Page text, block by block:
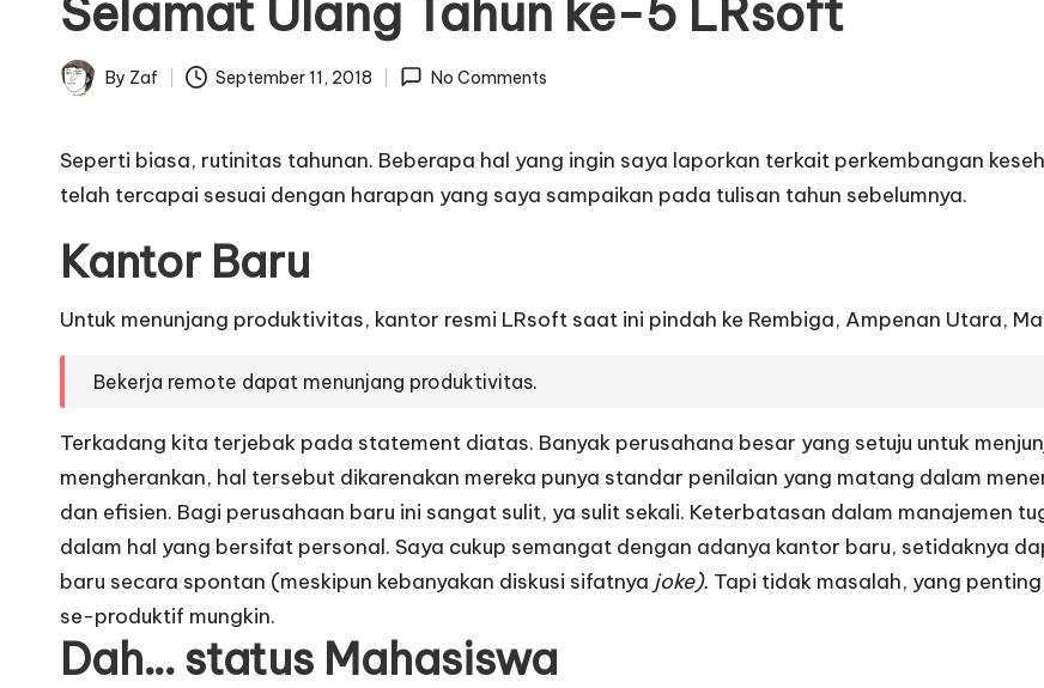
Learn
to
Selamat Ulang Tahun ke-5 LRsoft
Posted
By Zaf September 11, 2018 No Comments
Seperti biasa, rutinitas tahunan. Beberapa hal yang ingin saya laporkan terkait perkembangan
telah tercapai sesuai dengan harapan yang saya sampaikan pada tulisan tahun sebelumnya.
Kantor Baru
Untuk menunjang produktivitas, kantor resmi LRsoft saat ini pindah ke Rembiga, Ampenan Utara,
Bekerja remote dapat menunjang produktivitas.
Terkadang kita terjebak pada statement diatas. Banyak perusahana besar yang setuju untuk
mengherankan, hal tersebut dikarenakan mereka punya standar penilaian yang matang dalam
dan efisien. Bagi perusahaan baru ini sangat sulit, ya sulit sekali. Keterbatasan dalam manajemen
dalam hal yang bersifat personal. Saya cukup semangat dengan adanya kantor baru, setidaknya
baru secara spontan (meskipun kebanyakan diskusi sifatnya joke). Tapi tidak masalah, yang
se-produktif mungkin.
Dah… status Mahasiswa